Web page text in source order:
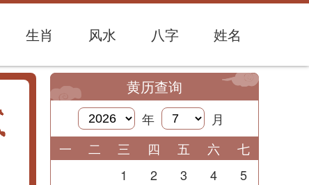
生肖 风水 八字 姓名
黄历查询
年
月
一
二 三 四 五 六
七
1
2 3 4
5